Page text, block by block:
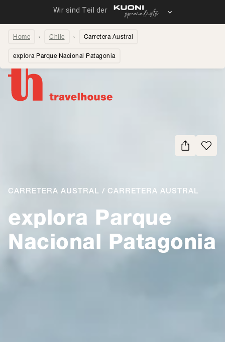
Home Chile Carretera Austral
explora Parque Nacional Patagonia
explora Parque
Nacional Patagonia
CARRETERA AUSTRAL / CARRETERA AUSTRAL